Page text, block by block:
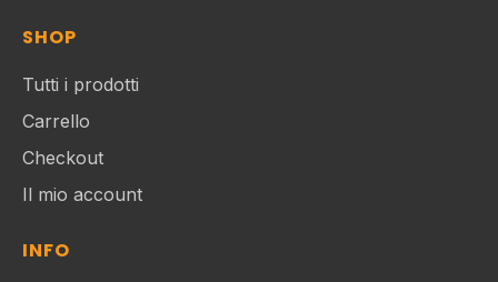
SHOP
Tutti i prodotti
Carrello
Checkout
Il mio account
INFO